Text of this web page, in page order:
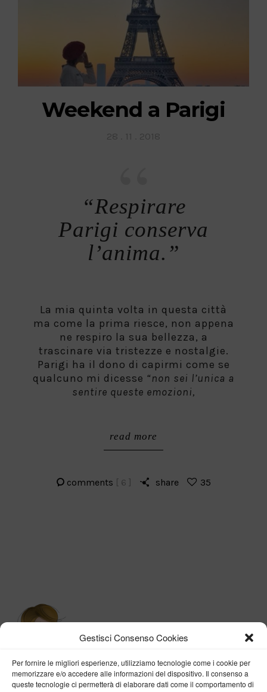
Gestisci Consenso Cookies
Per fornire le migliori esperienze, utilizziamo tecnologie come i cookie per
memorizzare e/o accedere alle informazioni del dispositivo. Il consenso a
queste tecnologie ci permetterà di elaborare dati come il comportamento di
Weekend a Parigi
“Respirare
Parigi conserva
l’anima.”
La mia quinta volta in questa città
ma come la prima riesce, non appena
ne respiro la sua bellezza, a
trascinare via tristezze e nostalgie.
Parigi ha il dono di capirmi come se
qualcuno mi dicesse “non sei l’unica a
sentire queste emozioni,
read more
comments [ 6 ] share 35